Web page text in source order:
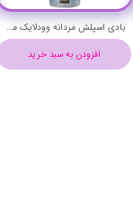
بادی اسپلش مردانه وودلایک مدل ورساچه پورهوم حجم 250 میلی لیتر - WOODLIKE VERCASE POUR HOMME BODY SPLASH
افزودن به سبد خرید